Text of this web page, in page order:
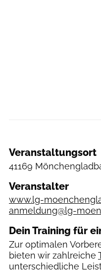
Veranstaltungsort
41169
Veranstalter
www.lg-
anmeldung@lg-
Dein Training für
Zur optimalen
bieten wir zahlreiche
unterschiedliche